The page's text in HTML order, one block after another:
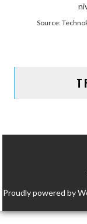
Source:
Proudly powered by